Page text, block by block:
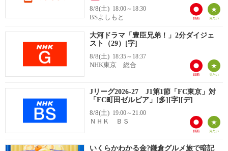
8/8(土) 18:00～18:30
BSよしもと
大河ドラマ「豊臣兄弟！」2分ダイジェ
スト（29）[字]
8/8(土) 18:35～18:37
NHK東京 総合
Jリーグ2026-27 J1第1節「FC東京」対
「FC町田ゼルビア」[多][字][デ]
8/8(土) 19:00～21:00
ＮＨＫ ＢＳ
いくらかわかる金?鎌倉グルメ旅で暗記